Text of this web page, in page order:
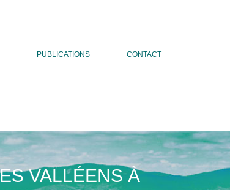
PUBLICATIONS CONTACT
VALLÉENS À